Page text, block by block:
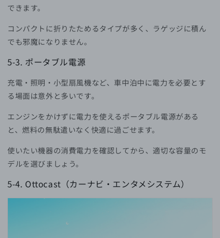
できます。
コンパクトに折りたためるタイプが多く、ラゲッジに積ん
でも邪魔になりません。
5-3. ポータブル電源
充電・照明・小型扇風機など、車中泊中に電力を必要とす
る場面は意外と多いです。
エンジンをかけずに電力を使えるポータブル電源がある
と、燃料の無駄遣いなく快適に過ごせます。
使いたい機器の消費電力を確認してから、適切な容量のモ
デルを選びましょう。
5-4. Ottocast（カーナビ・エンタメシステム）